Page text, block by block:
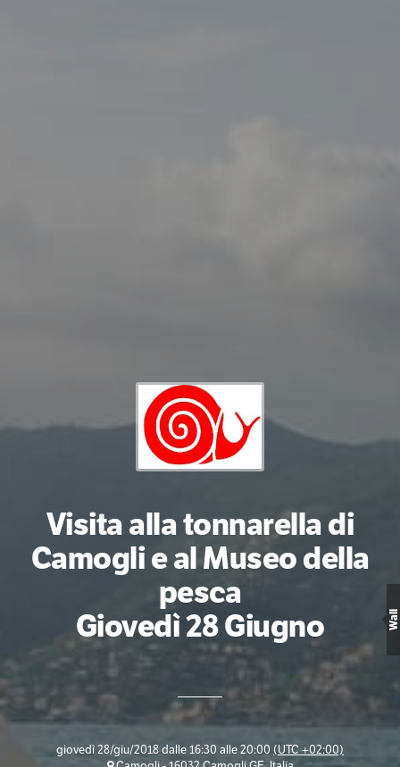
Visita alla tonnarella di
Camogli e al Museo della
pesca
Giovedì 28 Giugno
giovedì 28/giu/2018 dalle 16:30 alle 20:00 (UTC +02:00)
Wall